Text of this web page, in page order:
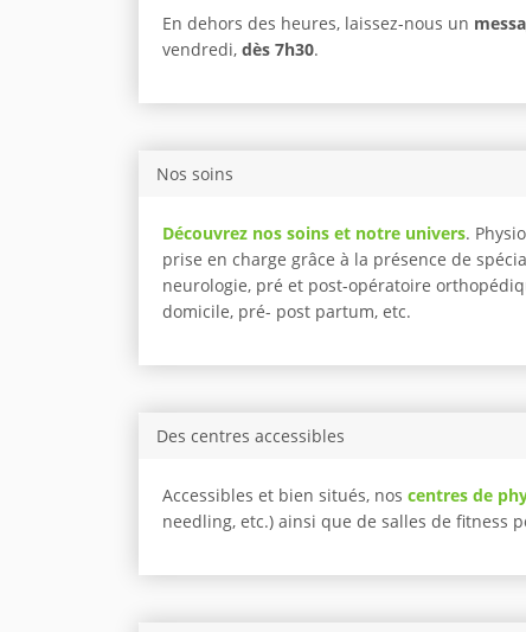
En dehors des heures, laissez-nous un
vendredi, dès 7h30.
Nos soins
Découvrez nos soins et notre univers.
prise en charge grâce à la présence de
neurologie, pré et post-opératoire
domicile, pré- post partum, etc.
Des centres accessibles
Accessibles et bien situés, nos centres de
needling, etc.) ainsi que de salles de fitness